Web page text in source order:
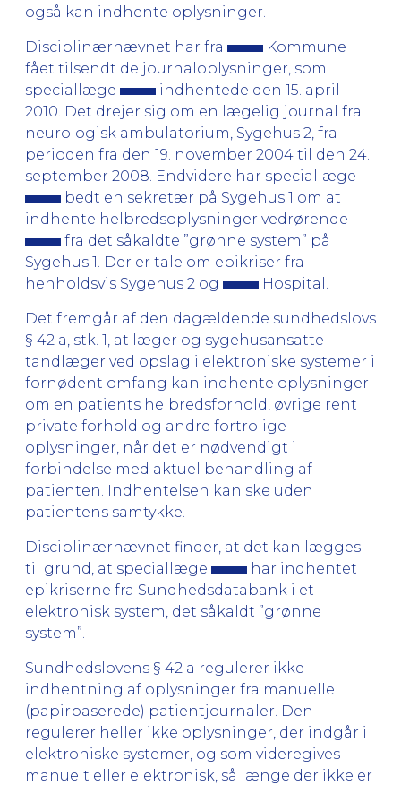
også kan indhente oplysninger.
Disciplinærnævnet har fra
Kommune
fået tilsendt de journaloplysninger, som
speciallæge
indhentede den 15. april
2010. Det drejer sig om en lægelig journal fra
neurologisk ambulatorium, Sygehus 2, fra
perioden fra den 19. november 2004 til den 24.
september 2008. Endvidere har speciallæge
bedt en sekretær på Sygehus 1 om at
indhente helbredsoplysninger vedrørende
fra det såkaldte ”grønne system” på
Sygehus 1. Der er tale om epikriser fra
henholdsvis Sygehus 2 og
Hospital.
Det fremgår af den dagældende sundhedslovs
§ 42 a, stk. 1, at læger og sygehusansatte
tandlæger ved opslag i elektroniske systemer i
fornødent omfang kan indhente oplysninger
om en patients helbredsforhold, øvrige rent
private forhold og andre fortrolige
oplysninger, når det er nødvendigt i
forbindelse med aktuel behandling af
patienten. Indhentelsen kan ske uden
patientens samtykke.
Disciplinærnævnet finder, at det kan lægges
til grund, at speciallæge
har indhentet
epikriserne fra Sundhedsdatabank i et
elektronisk system, det såkaldt ”grønne
system”.
Sundhedslovens § 42 a regulerer ikke
indhentning af oplysninger fra manuelle
(papirbaserede) patientjournaler. Den
regulerer heller ikke oplysninger, der indgår i
elektroniske systemer, og som videregives
manuelt eller elektronisk, så længe der ikke er